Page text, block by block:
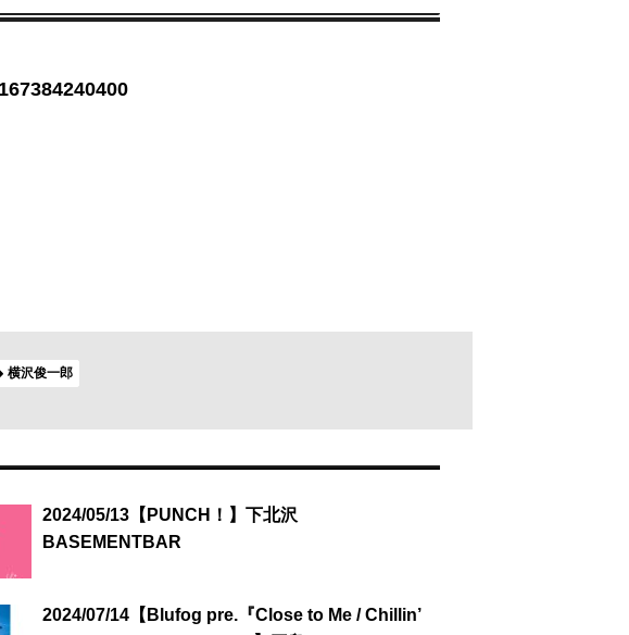
横沢俊一郎
2024/05/13【PUNCH！】下北沢
BASEMENTBAR
2024/07/14【Blufog pre.『Close to Me / Chillin’